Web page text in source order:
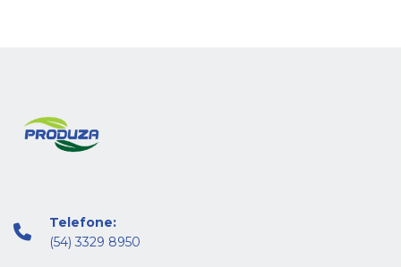
Telefone:
(54) 3329 8950